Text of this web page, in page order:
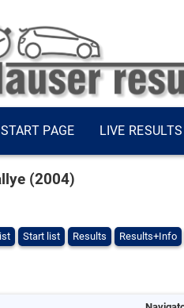
START PAGE LIVE RESULTS
(2004)
Start list Results Results+Info